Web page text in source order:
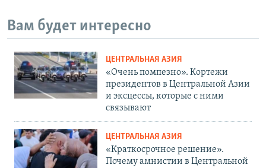
Вам будет интересно
ЦЕНТРАЛЬНАЯ АЗИЯ
«Очень помпезно». Кортежи
президентов в Центральной Азии
и эксцессы, которые с ними
связывают
ЦЕНТРАЛЬНАЯ АЗИЯ
«Краткосрочное решение».
Почему амнистии в Центральной